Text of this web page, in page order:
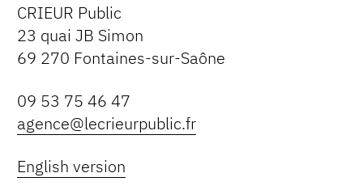
CRIEUR Public
23 quai JB Simon
69 270 Fontaines-sur-Saône
09 53 75 46 47
agence@lecrieurpublic.fr
English version